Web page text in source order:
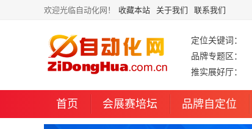
欢迎光临自动化网！ 收藏本站 关于我们 联系我们
定位关键词：
品牌专题区：
推实展好厅：
首页 会展赛培坛 品牌自定位